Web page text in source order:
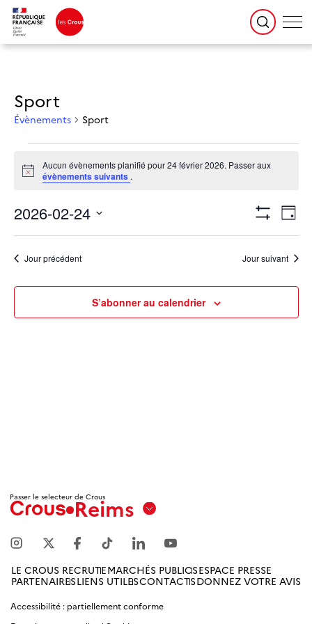
Sport
Évènements Sport
Évènements for 24 février 2026
Notice
Aucun évènements planifié pour 24 février 2026. Passer aux
évènements suivants .
Navigation
par
consultations
Les
de
vues
Jour
2026-02-24
une
Jour précédent Jour suivant
S’abonner au calendrier
Passer le selecteur de Crous
Reims
Marseille
Picardie
LE CROUS RECRUTEMARCHÉS PUBLICSESPACE PRESSE
PARTENAIRESLIENS UTILESCONTACTSDONNEZ VOTRE AVIS
Accessibilité : partiellement conforme